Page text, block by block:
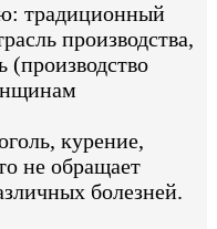
традиционный
производства,
(производство
курение,
не обращает
болезней.